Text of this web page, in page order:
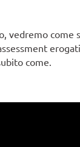
vedremo come
come.